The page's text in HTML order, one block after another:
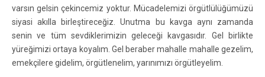
varsın gelsin çekincemiz yoktur. Mücadelemizi örgütlülüğümüzü
siyasi akılla birleştireceğiz. Unutma bu kavga aynı zamanda
senin ve tüm sevdiklerimizin geleceği kavgasıdır. Gel birlikte
yüreğimizi ortaya koyalım. Gel beraber mahalle mahalle gezelim,
emekçilere gidelim, örgütlenelim, yarınımızı örgütleyelim.